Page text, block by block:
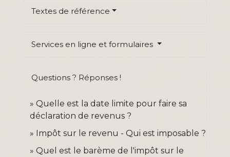
Textes de référence
Services en ligne et formulaires
Questions ? Réponses !
Quelle est la date limite pour faire sa
déclaration de revenus ?
Impôt sur le revenu - Qui est imposable ?
Quel est le barème de l'impôt sur le